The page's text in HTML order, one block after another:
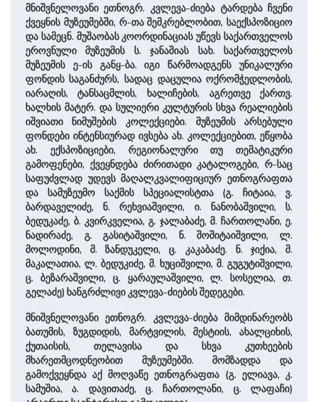
მნიშვნელოვანი ეთნოგრ. კვლევა-ძიება ტარდება ჩვენი
ქვეყნის მუზეუმებში, რ-თა შემკრებლობით, საექსპოზიციო
და სამეცნ. მუშაობას კოორდინაციას უწევს საქართველოს
ეროვნული მუზეუმის ს. ჯანაშიას სახ. საქართველოს
მუზეუმის ე-ის განყ-ბა. იგი წარმოადგენს უნიკალური
ფონდის საგანძურს, სადაც დაცულია ოქრომჭედლობის,
იარაღის, ტანსაცმლის, ხალიჩების, აგრეთვე ქართვ.
ხალხის მატერ. და სულიერი კულტურის სხვა რეალიების
იშვიათი ნიმუშების კოლექციები. მუზეუმის არსებული
ფონდები ინტენსიურად ივსება ახ. კოლექციებით, ეწყობა
ახ. ექსპოზიციები, რეგიონალური თუ თემატიკური
გამოფენები, ქვეყნდება ძირითადი კატალოგები, რ-საც
საფუძვლად უდევს მაღალკვალიფიციურ ეთნოგრაფთა
და სამუზეუმო საქმის სპეციალისტთა (გ. ჩიტაია, ვ.
ბარდაველიძე, ნ. რეხვიაშვილი, ი. ნანობაშვილი, ს.
ბედუკაძე, ბ. კვირკველია, გ. ჯალაბაძე, მ. ჩართოლანი, ე.
ნადირაძე, გ. გასიტაშვილი, ნ. შოშიტაიშვილი, ლ.
მოლოდინი, მ. ზანდუკელი, ც. კაკაბაძე. ნ. ჯიქია, მ.
მაკალათია, ლ. ბედუკიძე, მ. ხუციშვილი, მ. გუგუტიშვილი,
ც. ბეზარაშვილი, ც. ყარაულაშვილი, ლ. სოსელია, თ.
გელაძე) ხანგრძლივი კვლევა-ძიების შედეგები.
მნიშვნელოვანი ეთნოგრ. კვლევა-ძიება მიმდინარეობს
ბათუმის, ზუგდიდის, მარტვილის, მესტიის, ახალციხის,
ქუთაისის, თელავისა და სხვა კუთხეების
მხარეთმცოდნეობით მუზეუმებში. მომზადდა და
გამოქვეყნდა აქ მოღვაწე ეთნოგრაფთა (გ. ელიავა, კ.
სამუშია, ა. დავითაძე, ც. ჩართოლანი, ც. ლაფაჩი)